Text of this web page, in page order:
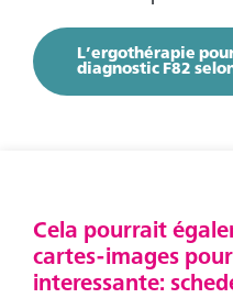
L’ergothérapie
diagnostic F82
Cela pourrait
cartes-images
interessante:
Vous n’êtes pas
Vous êtes déjà membre
Connectez-vous pour